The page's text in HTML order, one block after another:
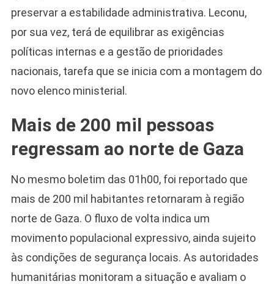
preservar a estabilidade administrativa. Leconu,
por sua vez, terá de equilibrar as exigências
políticas internas e a gestão de prioridades
nacionais, tarefa que se inicia com a montagem do
novo elenco ministerial.
Mais de 200 mil pessoas
regressam ao norte de Gaza
No mesmo boletim das 01h00, foi reportado que
mais de 200 mil habitantes retornaram à região
norte de Gaza. O fluxo de volta indica um
movimento populacional expressivo, ainda sujeito
às condições de segurança locais. As autoridades
humanitárias monitoram a situação e avaliam o